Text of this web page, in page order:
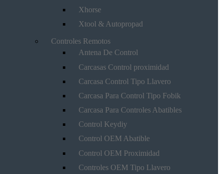
Xhorse
Xtool & Autopropad
Controles Remotos
Antena De Control
Carcasas Control proximidad
Carcasa Control Tipo Llavero
Carcasa Para Control Tipo Fobik
Carcasa Para Controles Abatibles
Control Keydiy
Control OEM Abatible
Control OEM Proximidad
Controles OEM Tipo Llavero